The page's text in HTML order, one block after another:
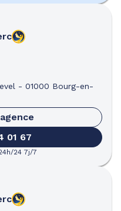
- 01000 Bourg-en-
01 67
24 7j/7